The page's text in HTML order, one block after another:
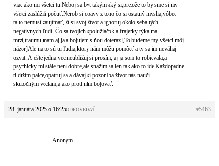
viac ako mi všetci tu.Neboj sa byt takým aký si,pretože to by sme si my
všetci zaslúžili počuť.Nerob si obavy z toho čo si ostatný myslia,vôbec
ta to nemusí zaujímať, ži si svoj život a ignoruj okolo seba tých
negatívnych ľudí. Čo sa tvojich spolužiačok a frajerky týka ma
mrzí,traumu mam aj ja a bojujem s ňou doteraz.[To budeme my všetci-môj
názor]Ale na to sú tu ľudia,ktory nám môžu pomôcť a ty sa im neváhaj
ozvať.A ešte jedna vec,neubližuj si prosím, aj ja som to robievala,a
psychicky mi stále není dobre,ale snažím sa len tak ako to ide.Každopádne
ti držím palce,opatruj sa a dávaj si pozor.Iba život nás naučí
skutočným veciam,a ako proti nim bojovať.
28. januára 2025 o 16:25 #5463
ODPOVEDAŤ
Anonym